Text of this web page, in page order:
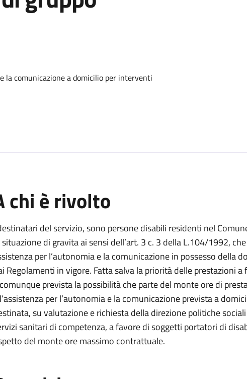
la comunicazione a domicilio per interventi
chi è rivolto
del servizio, sono persone disabili residenti nel
di gravita ai sensi dell’art. 3 c. 3 della L.104/1992,
per l’autonomia e la comunicazione in possesso della
Regolamenti in vigore. Fatta salva la priorità delle prestazioni a
prevista la possibilità che parte del monte ore di
per l’autonomia e la comunicazione prevista a
su valutazione e richiesta della direzione politiche
sanitari di competenza, a favore di soggetti portatori di
del monte ore massimo contrattuale.